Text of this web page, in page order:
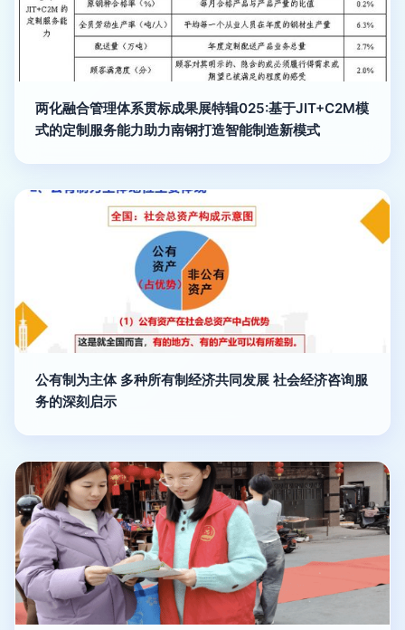
两化融合管理体系贯标成果展特辑025:基于JIT+C2M模
式的定制服务能力助力南钢打造智能制造新模式
公有制为主体 多种所有制经济共同发展 社会经济咨询服
务的深刻启示